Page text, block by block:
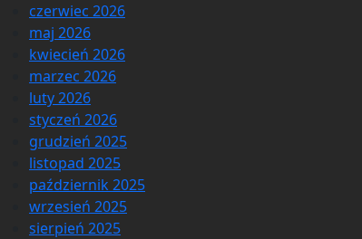
czerwiec 2026
maj 2026
kwiecień 2026
marzec 2026
luty 2026
styczeń 2026
grudzień 2025
listopad 2025
październik 2025
wrzesień 2025
sierpień 2025